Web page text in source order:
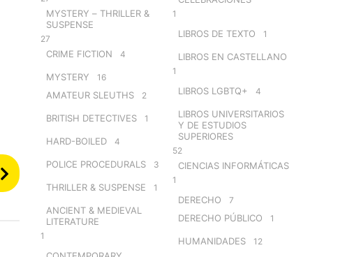
MYSTERY – THRILLER &
SUSPENSE
27
CRIME FICTION 4
MYSTERY 16
AMATEUR SLEUTHS 2
BRITISH DETECTIVES 1
HARD-BOILED 4
POLICE PROCEDURALS 3
THRILLER & SUSPENSE 1
ANCIENT & MEDIEVAL
LITERATURE
1
1
LIBROS DE TEXTO 1
LIBROS EN CASTELLANO
1
LIBROS LGBTQ+ 4
LIBROS UNIVERSITARIOS
Y DE ESTUDIOS
SUPERIORES
52
CIENCIAS INFORMÁTICAS
1
DERECHO 7
DERECHO PÚBLICO 1
HUMANIDADES 12